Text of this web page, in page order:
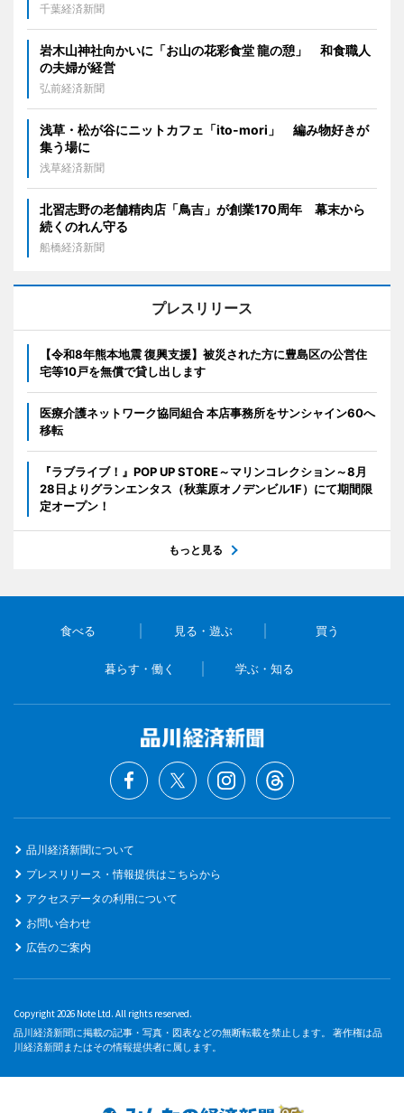
千葉経済新聞
岩木山神社向かいに「お山の花彩食堂 龍の憩」 和食職人
の夫婦が経営
弘前経済新聞
浅草・松が谷にニットカフェ「ito-mori」 編み物好きが
集う場に
浅草経済新聞
北習志野の老舗精肉店「鳥吉」が創業170周年 幕末から
続くのれん守る
船橋経済新聞
プレスリリース
【令和8年熊本地震 復興支援】被災された方に豊島区の公営住
宅等10戸を無償で貸し出します
医療介護ネットワーク協同組合 本店事務所をサンシャイン60へ
移転
『ラブライブ！』POP UP STORE～マリンコレクション～8月
28日よりグランエンタス（秋葉原オノデンビル1F）にて期間限
定オープン！
もっと見る
食べる 見る・遊ぶ 買う
暮らす・働く 学ぶ・知る
品川経済新聞について
プレスリリース・情報提供はこちらから
アクセスデータの利用について
お問い合わせ
広告のご案内
Copyright 2026 Note Ltd. All rights reserved.
品川経済新聞に掲載の記事・写真・図表などの無断転載を禁止します。 著作権は品
川経済新聞またはその情報提供者に属します。